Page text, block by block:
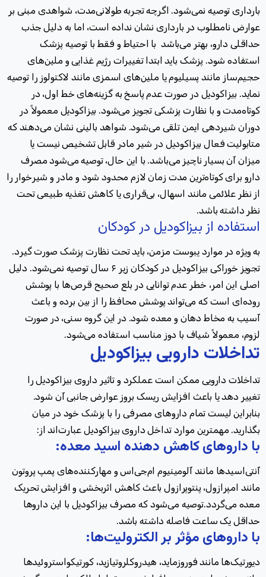
بارداری توصیه نمی‌شود. اگرچه تجربه طولانی‌مدت، شواهدی مبنی بر
عوارض نامطلوب در بارداری نشان نداده است، اما به دلیل جذب
حداقلی دارو، بهتر می‌باشد با احتیاط و فقط با توصیه پزشک
استفاده شود. پزشک باید ابتدا تغییرات رژیم غذایی و ملین‌های
حجیم‌ساز مانند پسیلیوم یا ملین‌های اسمزی مانند لاکتولوز را توصیه
نماید. بیزاکودیل در صورت عدم پاسخ به گزینه‌های خط اول، در
کوتاه‌مدت و با نظارت پزشکی تجویز می‌شود. بیزاکودیل معمولاً در
دوران شیردهی ایمن تلقی می‌شود. شواهد بالینی نشان می‌دهند که
متابولیت فعال بیزاکودیل در شیر مادر قابل تشخیص نیست یا
میزان آن بسیار ناچیز می‌باشد. با این حال، توصیه می‌شود مصرف
دارو برای کوتاه‌ترین مدت زمان لازم محدود شود و مادر و شیرخوار را
از نظر علائمی مانند اسهال، بی‌قراری یا کاهش تغذیه طبیعی تحت
نظر داشته باشد.
استفاده از بیزاکودیل در کودکان
به ویژه در موارد یبوست مزمن، باید تحت نظارت پزشک صورت گیرد.
تجویز خوراکی بیزاکودیل در کودکان زیر ۶ سال توصیه نمی‌شود. دلیل
اصلی این امر، خطر عدم توانایی در بلع صحیح قرص‌ها با پوشش
روده‌ای است که می‌تواند پوشش محافظ را از بین برده و باعث
آسیب به مخاط دهان و معده شود. در این گروه سنی، در صورت
لزوم، معمولاً شیاف با دوز مناسب استفاده می‌شود.
تداخلات دارویی بیزاکودیل
تداخلات دارویی ممکن است عملکرد و تاثیر داروی بیزاکودیل را
تغییر دهد یا باعث افزایش ریسک بروز عوارض جانبی آن شود.
بنابراین لیست تمام داروهای مصرفی‌ را با پزشک خود در میان
بگذارید. مهمترین موارد تداخل داروی بیزاکودیل عبارت‌اند از :
با داروهای کاهش دهنده اسید معده:
آنتی‌اسیدها مانند آلومینیوم ام‌جی‌اس و مهارکننده‌های پمپ پروتون
مانند امپرازول، پنتوپرازول باعث کاهش اثربخشی و افزایش تحریک
معده می‌گردد.توصیه می‌شود که مصرف بیزاکودیل با این داروها
حداقل یک ساعت فاصله داشته باشد.
با داروهای مؤثر بر الکترولیت‌ها:
دیورتیک‌ها مانند فوروزماید، هیدروکلروتیازید، کورتیکواستروئیدها